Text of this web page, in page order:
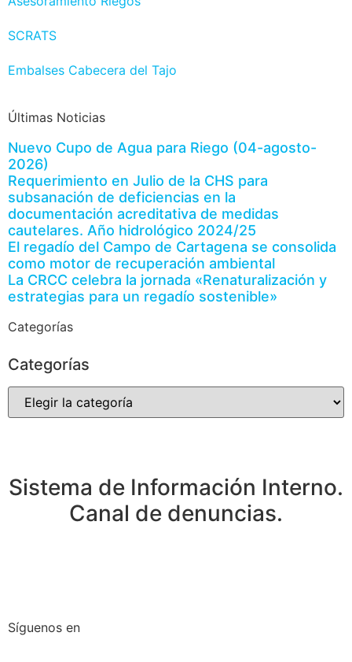
SCRATS
Embalses Cabecera del Tajo
Últimas Noticias
Nuevo Cupo de Agua para Riego (04-agosto-
2026)
Requerimiento en Julio de la CHS para
subsanación de deficiencias en la
documentación acreditativa de medidas
cautelares. Año hidrológico 2024/25
El regadío del Campo de Cartagena se consolida
como motor de recuperación ambiental
La CRCC celebra la jornada «Renaturalización y
estrategias para un regadío sostenible»
Categorías
Categorías
Sistema de Información Interno.
Canal de denuncias.
Síguenos en